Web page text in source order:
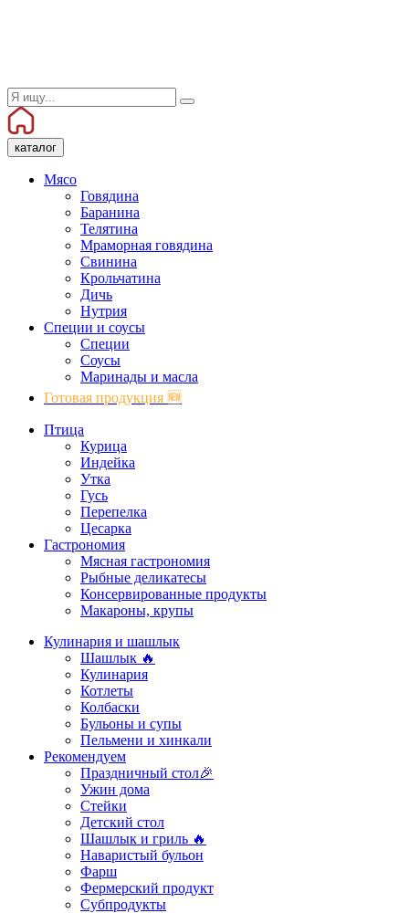
каталог
Мясо
Говядина
Баранина
Телятина
Мраморная говядина
Свинина
Крольчатина
Дичь
Нутрия
Специи и соусы
Специи
Соусы
Маринады и масла
Готовая продукция 🆕
Птица
Курица
Индейка
Утка
Гусь
Перепелка
Цесарка
Гастрономия
Мясная гастрономия
Рыбные деликатесы
Консервированные продукты
Макароны, крупы
Кулинария и шашлык
Шашлык 🔥
Кулинария
Котлеты
Колбаски
Бульоны и супы
Пельмени и хинкали
Рекомендуем
Праздничный стол🎉
Ужин дома
Стейки
Детский стол
Шашлык и гриль 🔥
Наваристый бульон
Фарш
Фермерский продукт
Субпродукты